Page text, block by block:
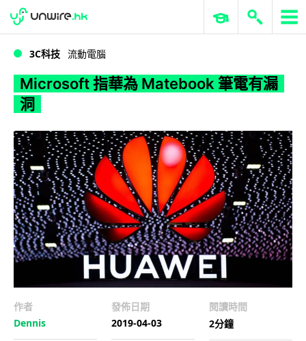
Microsoft 指華為 Matebook 筆電有漏洞
WWDC 2026 ERP 與商業 AI
3C科技 流動電腦
Microsoft 指華為 Matebook 筆電有漏
洞
作者
Dennis
發佈日期
2019-04-03
閱讀時間
2分鐘